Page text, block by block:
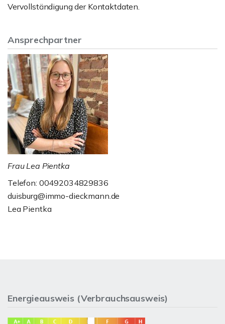
Vervollständigung der Kontaktdaten.
Ansprechpartner
Frau Lea Pientka
Telefon: 00492034829836
duisburg@immo-dieckmann.de
Lea Pientka
Energieausweis (Verbrauchsausweis)